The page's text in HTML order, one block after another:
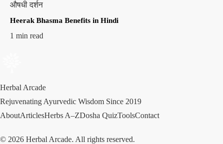
औषधी दर्शन
Heerak Bhasma Benefits in Hindi
1 min read
Herbal Arcade
Rejuvenating Ayurvedic Wisdom Since 2019
AboutArticlesHerbs A–ZDosha QuizToolsContact
© 2026 Herbal Arcade. All rights reserved.